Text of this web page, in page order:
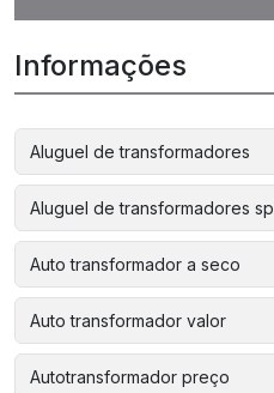
Informações
Aluguel de transformadores
Aluguel de transformadores sp
Auto transformador a seco
Auto transformador valor
Autotransformador preço